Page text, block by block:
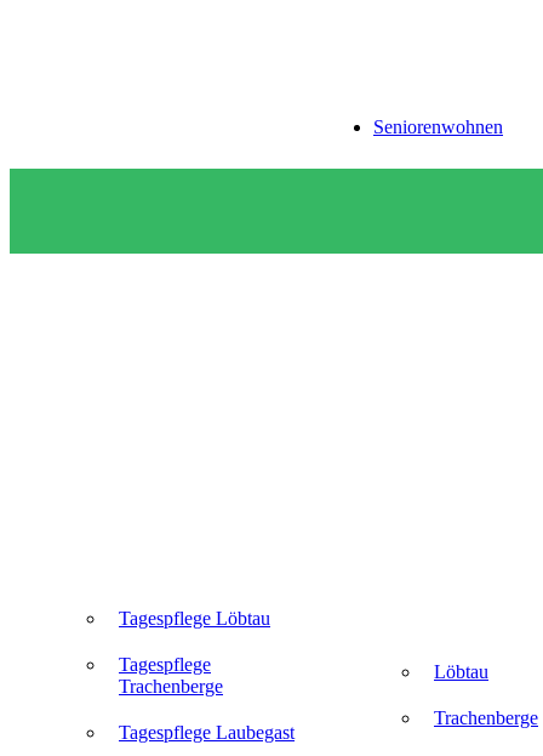
Tagespflege Löbtau
Tagespflege
Trachenberge
Tagespflege Laubegast
Seniorenwohnen
Löbtau
Trachenberge